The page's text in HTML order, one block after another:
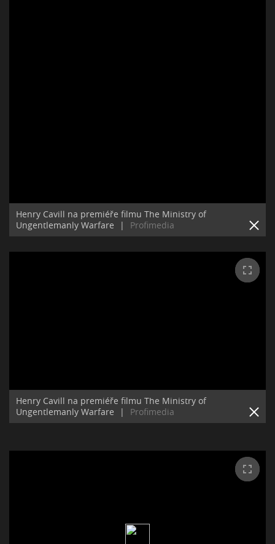
Henry Cavill na premiéře filmu The Ministry of
Ungentlemanly Warfare
| Profimedia
Henry Cavill na premiéře filmu The Ministry of
Ungentlemanly Warfare
| Profimedia